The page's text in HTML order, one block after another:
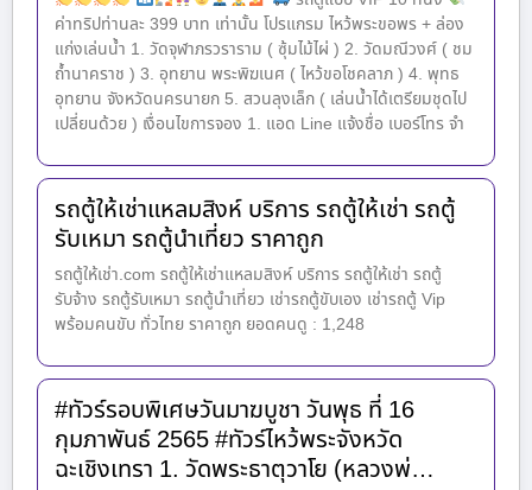
ค่าทริปท่านละ 399 บาท เท่านั้น โปรแกรม ไหว้พระขอพร + ล่อง
แก่งเล่นน้ำ 1. วัดจุฬาภรวราราม ( ซุ้มไม้ไผ่ ) 2. วัดมณีวงศ์ ( ชม
ถ้ำนาคราช ) 3. อุทยาน พระพิฆเนศ ( ไหว้ขอโชคลาภ ) 4. พุทธ
อุทยาน จังหวัดนครนายก 5. สวนลุงเล็ก ( เล่นน้ำได้เตรียมชุดไป
เปลี่ยนด้วย ) เงื่อนไขการจอง 1. แอด Line แจ้งชื่อ เบอร์โทร จำ
รถตู้ให้เช่าแหลมสิงห์ บริการ รถตู้ให้เช่า รถตู้
รับเหมา รถตู้นำเที่ยว ราคาถูก
รถตู้ให้เช่า.com รถตู้ให้เช่าแหลมสิงห์ บริการ รถตู้ให้เช่า รถตู้
รับจ้าง รถตู้รับเหมา รถตู้นำเที่ยว เช่ารถตู้ขับเอง เช่ารถตู้ Vip
พร้อมคนขับ ทั่วไทย ราคาถูก ยอดคนดู : 1,248
#ทัวร์รอบพิเศษวันมาฆบูชา วันพุธ ที่ 16
กุมภาพันธ์ 2565 #ทัวร์ไหว้พระจังหวัด
ฉะเชิงเทรา 1. วัดพระธาตุวาโย (หลวงพ่…